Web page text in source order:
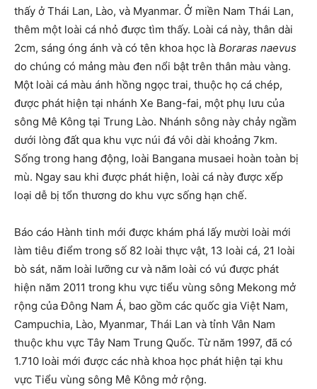
thấy ở Thái Lan, Lào, và Myanmar. Ở miền Nam Thái Lan,
thêm một loài cá nhỏ được tìm thấy. Loài cá này, thân dài
2cm, sáng óng ánh và có tên khoa học là Boraras naevus
do chúng có mảng màu đen nổi bật trên thân màu vàng.
Một loài cá màu ánh hồng ngọc trai, thuộc họ cá chép,
được phát hiện tại nhánh Xe Bang-fai, một phụ lưu của
sông Mê Kông tại Trung Lào. Nhánh sông này chảy ngầm
dưới lòng đất qua khu vực núi đá vôi dài khoảng 7km.
Sống trong hang động, loài Bangana musaei hoàn toàn bị
mù. Ngay sau khi được phát hiện, loài cá này được xếp
loại dễ bị tổn thương do khu vực sống hạn chế.
Báo cáo Hành tinh mới được khám phá lấy mười loài mới
làm tiêu điểm trong số 82 loài thực vật, 13 loài cá, 21 loài
bò sát, năm loài lưỡng cư và năm loài có vú được phát
hiện năm 2011 trong khu vực tiểu vùng sông Mekong mở
rộng của Đông Nam Á, bao gồm các quốc gia Việt Nam,
Campuchia, Lào, Myanmar, Thái Lan và tỉnh Vân Nam
thuộc khu vực Tây Nam Trung Quốc. Từ năm 1997, đã có
1.710 loài mới được các nhà khoa học phát hiện tại khu
vực Tiểu vùng sông Mê Kông mở rộng.